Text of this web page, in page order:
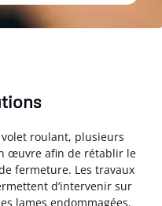
roulant, plusieurs
œuvre afin de rétablir le
fermeture. Les travaux
d’intervenir sur
lames endommagées.